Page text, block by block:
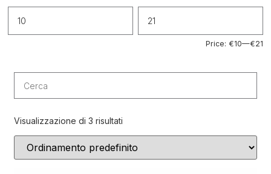
Price: €10—€21
Visualizzazione di 3 risultati